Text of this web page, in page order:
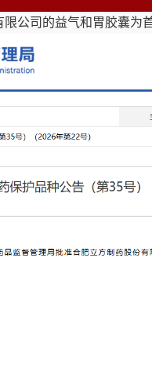
公司的益气和胃胶囊为